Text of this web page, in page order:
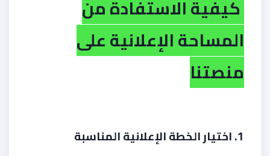
كيفية الاستفادة من
المساحة الإعلانية على
منصتنا
1. اختيار الخطة الإعلانية المناسبة